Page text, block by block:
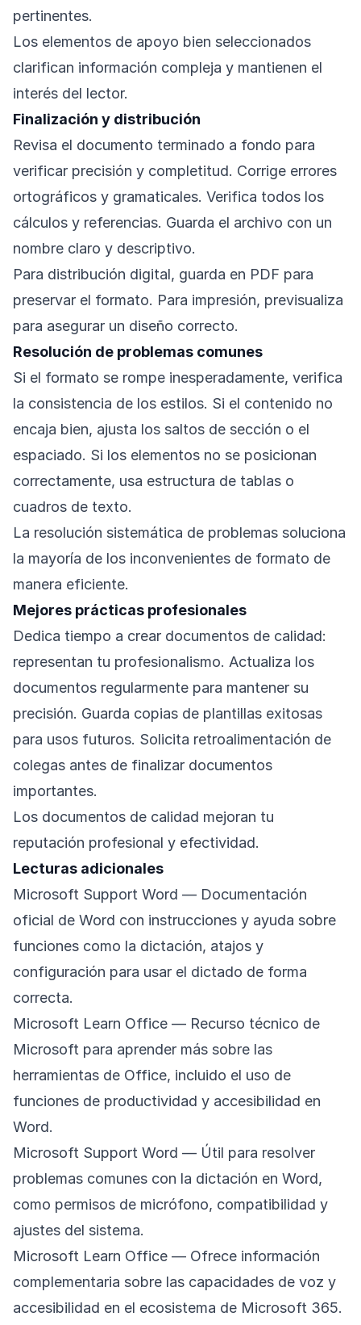
pertinentes.
Los elementos de apoyo bien seleccionados
clarifican información compleja y mantienen el
interés del lector.
Finalización y distribución
Revisa el documento terminado a fondo para
verificar precisión y completitud. Corrige errores
ortográficos y gramaticales. Verifica todos los
cálculos y referencias. Guarda el archivo con un
nombre claro y descriptivo.
Para distribución digital, guarda en PDF para
preservar el formato. Para impresión, previsualiza
para asegurar un diseño correcto.
Resolución de problemas comunes
Si el formato se rompe inesperadamente, verifica
la consistencia de los estilos. Si el contenido no
encaja bien, ajusta los saltos de sección o el
espaciado. Si los elementos no se posicionan
correctamente, usa estructura de tablas o
cuadros de texto.
La resolución sistemática de problemas soluciona
la mayoría de los inconvenientes de formato de
manera eficiente.
Mejores prácticas profesionales
Dedica tiempo a crear documentos de calidad:
representan tu profesionalismo. Actualiza los
documentos regularmente para mantener su
precisión. Guarda copias de plantillas exitosas
para usos futuros. Solicita retroalimentación de
colegas antes de finalizar documentos
importantes.
Los documentos de calidad mejoran tu
reputación profesional y efectividad.
Lecturas adicionales
Microsoft Support Word — Documentación
oficial de Word con instrucciones y ayuda sobre
funciones como la dictación, atajos y
configuración para usar el dictado de forma
correcta.
Microsoft Learn Office — Recurso técnico de
Microsoft para aprender más sobre las
herramientas de Office, incluido el uso de
funciones de productividad y accesibilidad en
Word.
Microsoft Support Word — Útil para resolver
problemas comunes con la dictación en Word,
como permisos de micrófono, compatibilidad y
ajustes del sistema.
Microsoft Learn Office — Ofrece información
complementaria sobre las capacidades de voz y
accesibilidad en el ecosistema de Microsoft 365.